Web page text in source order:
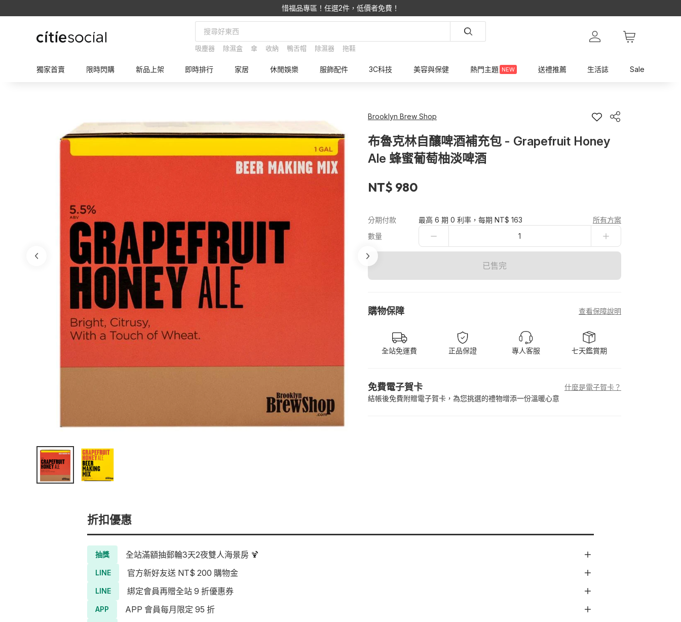
惜福品專區！任選2件，低價者免費！
吸塵器 除濕盒 傘 收納 鴨舌帽 除濕器 拖鞋
獨家首賣 限時閃購 新品上架 即時排行 家居 休閒娛樂 服飾配件 3C科技 美容與保健 熱門主題 NEW 送禮推薦 生活誌 Sale
Brooklyn Brew Shop
布魯克林自釀啤酒補充包 - Grapefruit Honey
Ale 蜂蜜葡萄柚淡啤酒
NT$ 980
分期付款 最高 6 期 0 利率，每期 NT$ 163
所有方案
數量
1
已售完
購物保障 查看保障說明
全站免運費 正品保證 專人客服 七天鑑賞期
免費電子賀卡
什麼是電子賀卡？
結帳後免費附贈電子賀卡，為您挑選的禮物增添一份溫暖心意
折扣優惠
抽獎 全站滿額抽郵輪3天2夜雙人海景房 🍹
LINE 官方新好友送 NT$ 200 購物金
LINE 綁定會員再贈全站 9 折優惠券
APP APP 會員每月限定 95 折